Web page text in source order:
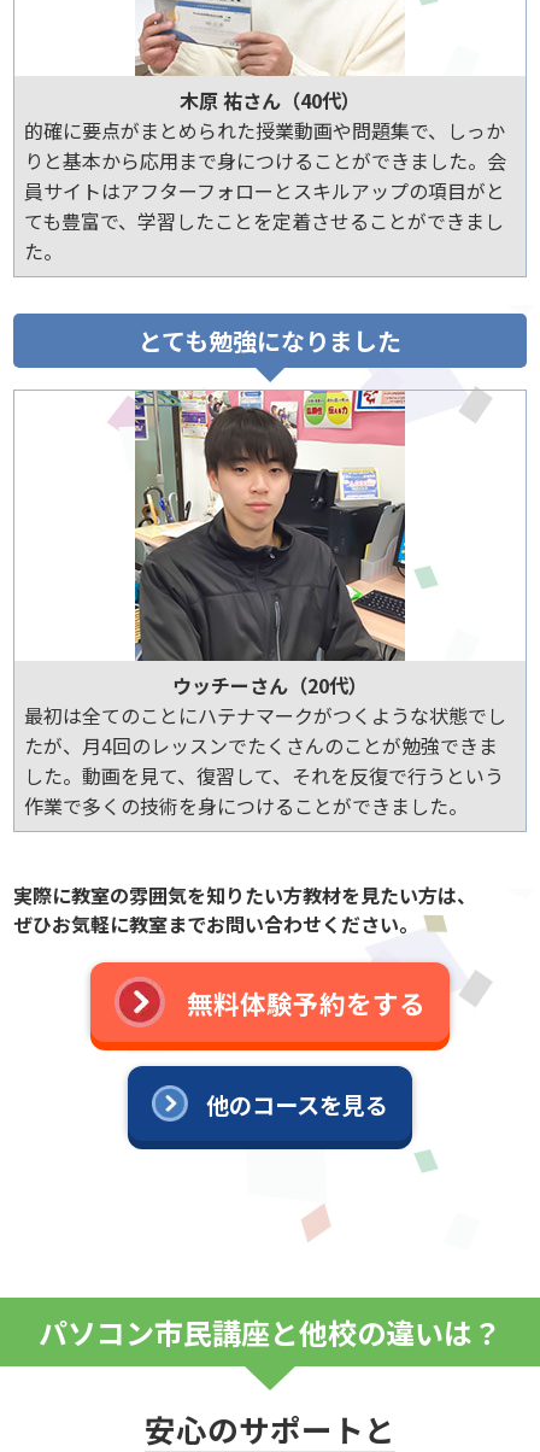
木原 祐さん（40代）
的確に要点がまとめられた授業動画や問題集で、しっか
りと基本から応用まで身につけることができました。会
員サイトはアフターフォローとスキルアップの項目がと
ても豊富で、学習したことを定着させることができまし
た。
とても勉強になりました
ウッチーさん（20代）
最初は全てのことにハテナマークがつくような状態でし
たが、月4回のレッスンでたくさんのことが勉強できま
した。動画を見て、復習して、それを反復で行うという
作業で多くの技術を身につけることができました。
実際に教室の雰囲気を知りたい方教材を見たい方は、
ぜひお気軽に教室までお問い合わせください。
無料体験予約をする
他のコースを見る
パソコン市民講座と他校の違いは？
安心のサポートと